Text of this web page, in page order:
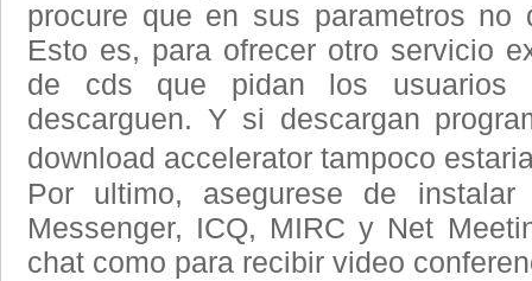
procure que en sus parametros no
Esto es, para ofrecer otro servicio
de cds que pidan los usuarios
descarguen. Y si descargan
download accelerator tampoco
Por ultimo, asegurese de instalar
Messenger, ICQ, MIRC y Net
chat como para recibir video